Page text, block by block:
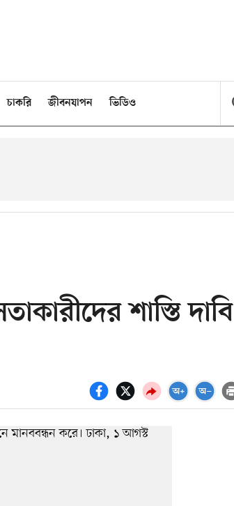
চাকরি জীবনযাপন ভিডিও
শাস্তি দাবি